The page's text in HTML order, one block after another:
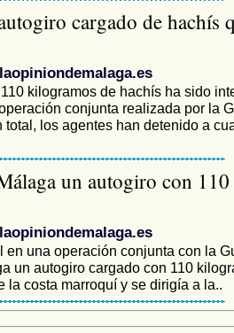
cargado de hachís
kilogramos de hachís ha sido
conjunta realizada por la
los agentes han detenido a
un autogiro con
en una operación conjunta con la
un autogiro cargado con 110
la costa marroquí y se dirigía a la..